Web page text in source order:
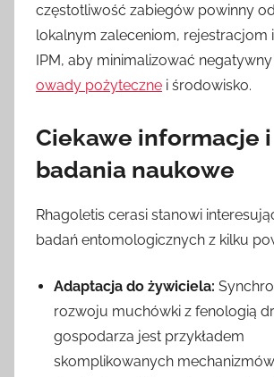
częstotliwość zabiegów powinny
lokalnym zaleceniom, rejestracjom
IPM, aby minimalizować negatywny
owady pożyteczne i środowisko.
Ciekawe informacje i
badania naukowe
Rhagoletis cerasi stanowi
badań entomologicznych z kilku
Adaptacja do żywiciela:
rozwoju muchówki z fenologią
gospodarza jest przykładem
skomplikowanych mechanizmów